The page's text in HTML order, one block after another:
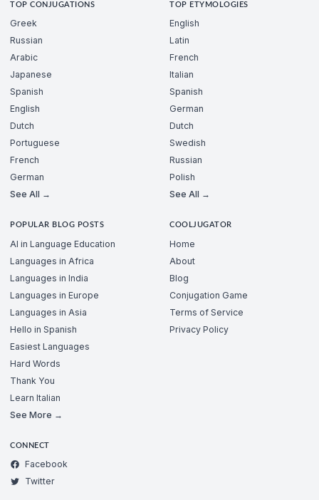
TOP CONJUGATIONS
Greek
Russian
Arabic
Japanese
Spanish
English
Dutch
Portuguese
French
German
See All →
TOP ETYMOLOGIES
English
Latin
French
Italian
Spanish
German
Dutch
Swedish
Russian
Polish
See All →
POPULAR BLOG POSTS
AI in Language Education
Languages in Africa
Languages in India
Languages in Europe
Languages in Asia
Hello in Spanish
Easiest Languages
Hard Words
Thank You
Learn Italian
See More →
COOLJUGATOR
Home
About
Blog
Conjugation Game
Terms of Service
Privacy Policy
CONNECT
Facebook
Twitter